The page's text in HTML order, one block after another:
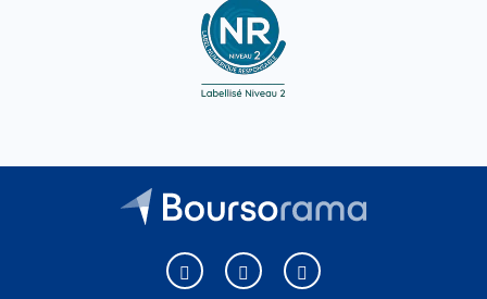
Boursorama sur Facebook
Boursorama sur XBoursorama sur